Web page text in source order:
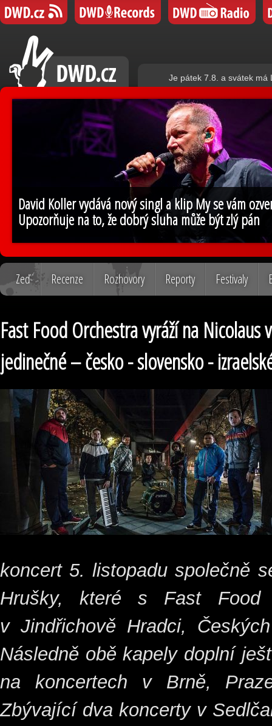
Je pátek 7.8. a svátek má
David Koller vydává nový singl a klip My se vám
Upozorňuje na to, že dobrý sluha může být zlý pán
Zeď Recenze Rozhovory Reporty Festivaly
Fast Food Orchestra vyráží na Nicolaus
jedinečné – česko - slovensko -
koncert 5. listopadu společně
Hrušky, které s Fast Food
v Jindřichově Hradci,
Následně obě kapely doplní
na koncertech v Brně,
Zbývající dva koncerty v